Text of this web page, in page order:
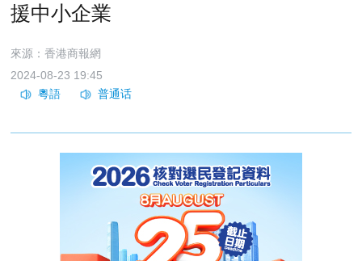
援中小企業
來源：香港商報網
2024-08-23 19:45